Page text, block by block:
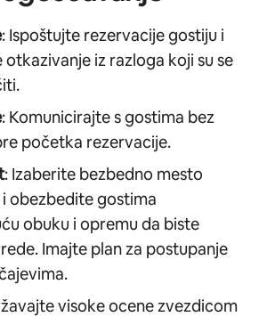
: Ispoštujte rezervacije gostiju i
iz razloga koji su se
: Komunicirajte s gostima bez
početka rezervacije.
: Izaberite bezbedno mesto
obezbedite gostima
obuku i opremu da biste
Imajte plan za postupanje
visoke ocene zvezdicom